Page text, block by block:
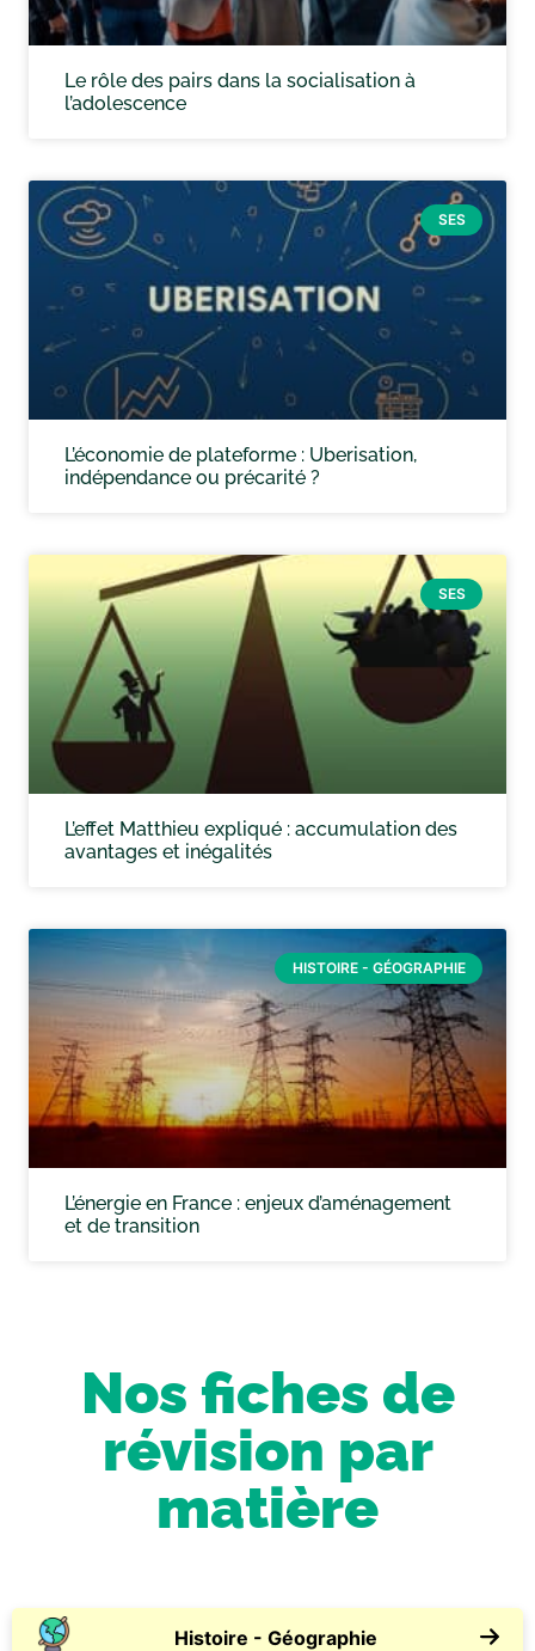
Le rôle des pairs dans la socialisation à
l’adolescence
SES
L’économie de plateforme : Uberisation,
indépendance ou précarité ?
SES
L’effet Matthieu expliqué : accumulation des
avantages et inégalités
HISTOIRE - GÉOGRAPHIE
L’énergie en France : enjeux d’aménagement
et de transition
Nos fiches de
révision par
matière
Histoire - Géographie